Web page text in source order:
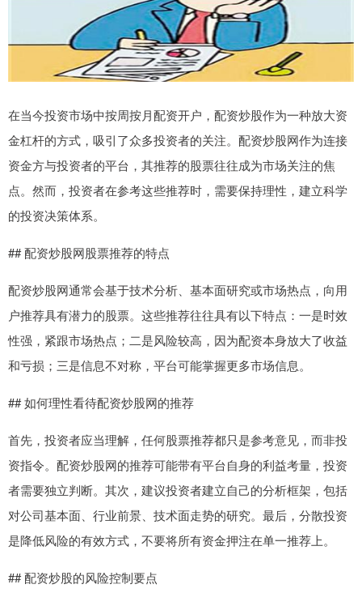
在当今投资市场中按周按月配资开户，配资炒股作为一种放大资
金杠杆的方式，吸引了众多投资者的关注。配资炒股网作为连接
资金方与投资者的平台，其推荐的股票往往成为市场关注的焦
点。然而，投资者在参考这些推荐时，需要保持理性，建立科学
的投资决策体系。
## 配资炒股网股票推荐的特点
配资炒股网通常会基于技术分析、基本面研究或市场热点，向用
户推荐具有潜力的股票。这些推荐往往具有以下特点：一是时效
性强，紧跟市场热点；二是风险较高，因为配资本身放大了收益
和亏损；三是信息不对称，平台可能掌握更多市场信息。
## 如何理性看待配资炒股网的推荐
首先，投资者应当理解，任何股票推荐都只是参考意见，而非投
资指令。配资炒股网的推荐可能带有平台自身的利益考量，投资
者需要独立判断。其次，建议投资者建立自己的分析框架，包括
对公司基本面、行业前景、技术面走势的研究。最后，分散投资
是降低风险的有效方式，不要将所有资金押注在单一推荐上。
## 配资炒股的风险控制要点